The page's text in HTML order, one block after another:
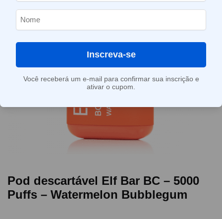
Pod descartável Elf Bar BC – 5000
Puffs – Watermelon Bubblegum
Inscreva-se
Você receberá um e-mail para confirmar sua inscrição e
ativar o cupom.